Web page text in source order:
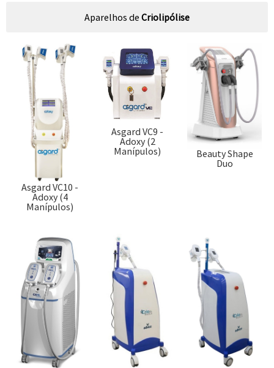
Aparelhos de Criolipólise
Asgard VC10 -
Adoxy (4
Manípulos)
Asgard VC9 -
Adoxy (2
Manípulos)
Beauty Shape
Duo